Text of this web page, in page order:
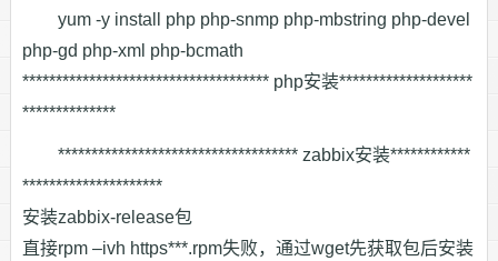
yum -y install php php-snmp php-mbstring php-devel
php-gd php-xml php-bcmath
************************************* php安装********************
**************
************************************ zabbix安装************
*********************
安装zabbix-release包
直接rpm –ivh https***.rpm失败，通过wget先获取包后安装